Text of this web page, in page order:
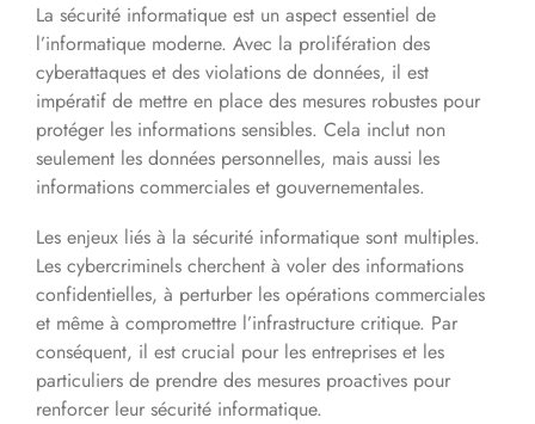
La sécurité informatique est un aspect essentiel de
l’informatique moderne. Avec la prolifération des
cyberattaques et des violations de données, il est
impératif de mettre en place des mesures robustes pour
protéger les informations sensibles. Cela inclut non
seulement les données personnelles, mais aussi les
informations commerciales et gouvernementales.
Les enjeux liés à la sécurité informatique sont multiples.
Les cybercriminels cherchent à voler des informations
confidentielles, à perturber les opérations commerciales
et même à compromettre l’infrastructure critique. Par
conséquent, il est crucial pour les entreprises et les
particuliers de prendre des mesures proactives pour
renforcer leur sécurité informatique.